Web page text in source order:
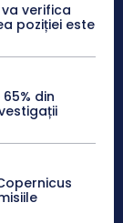
verifica
poziției este
din